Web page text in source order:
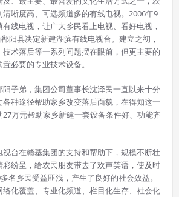
晰度高、可选频道多的有线电视。2006年9
线电视，让广大乡民看上电视、看好电视，
阳县决定新建湖滨有线电视台。建立之初，
术落后等一系列问题摆在眼前，但更主要的
必要的专业技术设备。
子弟，集团公司董事长沈泽民一直以来十分
种途径帮助家乡改变落后面貌，在得知这一
万元帮助家乡新建一套设备条件好、功能齐
视台在赣基集团的支持和帮助下，规模不断壮
纷呈，给农民朋友带去了欢声笑语，使及时
名乡民受益匪浅，产生了良好的社会效益。
络化覆盖、专业化频道、栏目化生存、社会化